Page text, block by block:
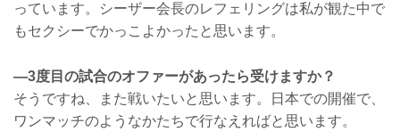
っています。シーザー会長のレフェリングは私が観た中で
もセクシーでかっこよかったと思います。
―3度目の試合のオファーがあったら受けますか？
そうですね、また戦いたいと思います。日本での開催で、
ワンマッチのようなかたちで行なえればと思います。